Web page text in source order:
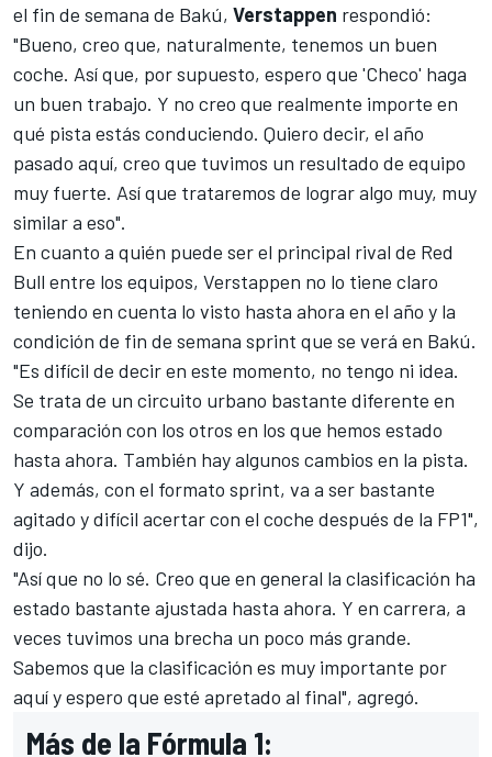
el fin de semana de Bakú, Verstappen respondió:
"Bueno, creo que, naturalmente, tenemos un buen
coche. Así que, por supuesto, espero que 'Checo' haga
un buen trabajo. Y no creo que realmente importe en
qué pista estás conduciendo. Quiero decir, el año
pasado aquí, creo que tuvimos un resultado de equipo
muy fuerte. Así que trataremos de lograr algo muy, muy
similar a eso".
En cuanto a quién puede ser el principal rival de Red
Bull entre los equipos, Verstappen no lo tiene claro
teniendo en cuenta lo visto hasta ahora en el año y la
condición de fin de semana sprint que se verá en Bakú.
"Es difícil de decir en este momento, no tengo ni idea.
Se trata de un circuito urbano bastante diferente en
comparación con los otros en los que hemos estado
hasta ahora. También hay algunos cambios en la pista.
Y además, con el formato sprint, va a ser bastante
agitado y difícil acertar con el coche después de la FP1",
dijo.
"Así que no lo sé. Creo que en general la clasificación ha
estado bastante ajustada hasta ahora. Y en carrera, a
veces tuvimos una brecha un poco más grande.
Sabemos que la clasificación es muy importante por
aquí y espero que esté apretado al final", agregó.
Más de la Fórmula 1: